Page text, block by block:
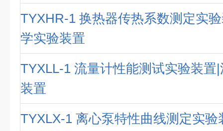
TYXHR-1 换热器传热系数测定实
学实验装置
TYXLL-1 流量计性能测试实验装置
装置
TYXLX-1 离心泵特性曲线测定实验